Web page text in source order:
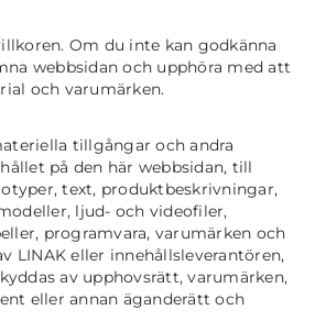
Om du inte kan godkänna
webbsidan och upphöra med att
och varumärken.
tillgångar och andra
på den här webbsidan, till
text, produktbeskrivningar,
ljud- och videofiler,
programvara, varumärken och
LINAK eller innehållsleverantören,
av upphovsrätt, varumärken,
eller annan äganderätt och